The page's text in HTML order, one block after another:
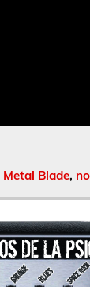
Metal Blade,